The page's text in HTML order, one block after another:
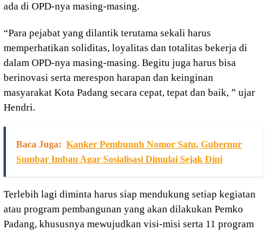
ada di OPD-nya masing-masing.
“Para pejabat yang dilantik terutama sekali harus
memperhatikan soliditas, loyalitas dan totalitas bekerja di
dalam OPD-nya masing-masing. Begitu juga harus bisa
berinovasi serta merespon harapan dan keinginan
masyarakat Kota Padang secara cepat, tepat dan baik, ” ujar
Hendri.
Baca Juga: Kanker Pembunuh Nomor Satu, Gubernur
Sumbar Imbau Agar Sosialisasi Dimulai Sejak Dini
Terlebih lagi diminta harus siap mendukung setiap kegiatan
atau program pembangunan yang akan dilakukan Pemko
Padang, khususnya mewujudkan visi-misi serta 11 program